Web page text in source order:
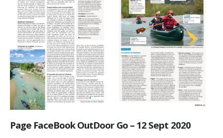
Page FaceBook OutDoor Go – 12 Sept 2020